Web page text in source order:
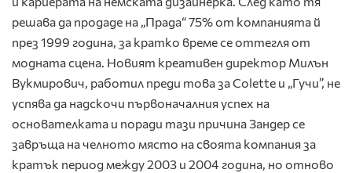
решава да продаде на „Прада“ 75% от компанията й
през 1999 година, за кратко време се оттегля от
модната сцена. Новият креативен директор Милън
Вукмирович, работил преди това за Colette и „Гучи”, не
успява да надскочи първоначалния успех на
основателката и поради тази причина Зандер се
завръща на челното място на своята компания за
кратък период между 2003 и 2004 година, но отново